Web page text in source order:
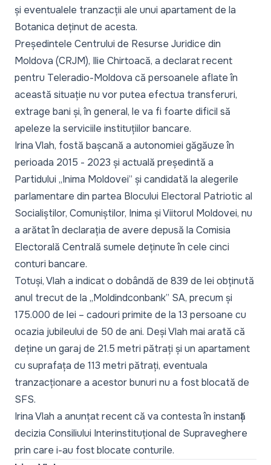
și eventualele tranzacții ale unui apartament de la
Botanica deținut de acesta.
Președintele Centrului de Resurse Juridice din
Moldova (CRJM), Ilie Chirtoacă, a declarat recent
pentru Teleradio-Moldova că persoanele aflate în
această situație nu vor putea efectua transferuri,
extrage bani și, în general, le va fi foarte dificil să
apeleze la serviciile instituțiilor bancare.
Irina Vlah, fostă bașcană a autonomiei găgăuze în
perioada 2015 - 2023 și actuală președintă a
Partidului „Inima Moldovei” și candidată la alegerile
parlamentare din partea Blocului Electoral Patriotic al
Socialiștilor, Comuniștilor, Inima și Viitorul Moldovei, nu
a arătat în declarația de avere depusă la Comisia
Electorală Centrală sumele deținute în cele cinci
conturi bancare.
Totuși, Vlah a indicat o dobândă de 839 de lei obținută
anul trecut de la „Moldindconbank” SA, precum și
175.000 de lei – cadouri primite de la 13 persoane cu
ocazia jubileului de 50 de ani. Deși Vlah mai arată că
deține un garaj de 21.5 metri pătrați și un apartament
cu suprafața de 113 metri pătrați, eventuala
tranzacționare a acestor bunuri nu a fost blocată de
SFS.
Irina Vlah a anunțat recent că va contesta în instanță
decizia Consiliului Interinstituțional de Supraveghere
prin care i-au fost blocate conturile.